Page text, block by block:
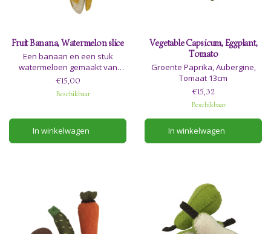
Fruit Banana, Watermelon slice
Een banaan en een stuk
watermeloen gemaakt van
wolvilt. Ze zijn 17,5cm lang.
€15,00
Beschikbaar
In winkelwagen
Vegetable Capsicum, Eggplant,
Tomato
Groente Paprika, Aubergine,
Tomaat 13cm
€15,32
Beschikbaar
In winkelwagen